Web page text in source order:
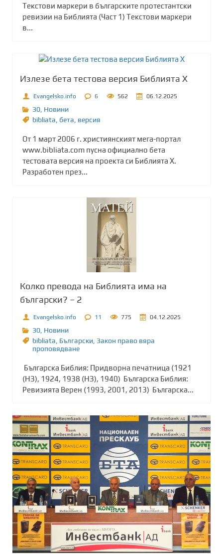
Текстови маркери в българските протестантски
ревизии на Библията (Част 1) Текстови маркери
в...
Излезе бета тестова версия Библията Х
Evangelsko.info 6 562 06.12.2025
30 Новини
bibliata бета версия
От 1 март 2006 г. християнският мега-портал
www.bibliata.com пусна официално бета
тестовата версия на проекта си Библията Х.
Разработен през...
Колко превода на Библията има на
български? – 2
Evangelsko.info 11 775 04.12.2025
30 Новини
bibliata Български Закон право вяра
проповядване
Българска Библия: Придворна печатница (1921
(НЗ), 1924, 1938 (НЗ), 1940) Българска Библия:
Ревизията Верен (1993, 2001, 2013) Българска...